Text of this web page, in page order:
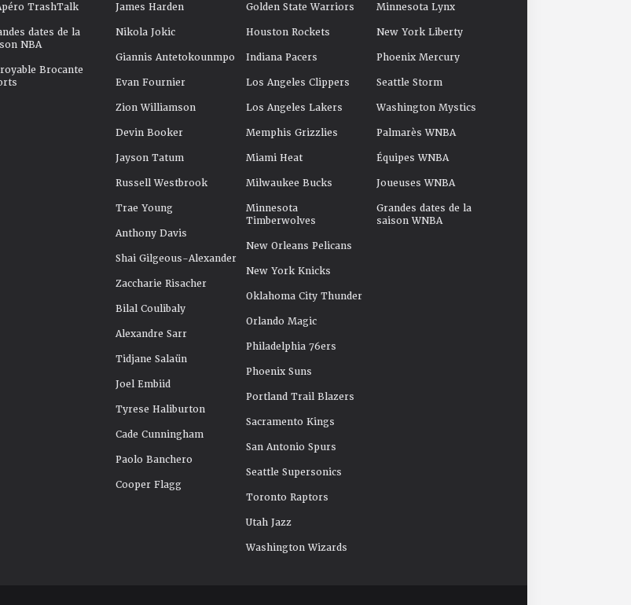
TrashTalk
dates de la
NBA
Brocante
James Harden
Nikola Jokic
Giannis Antetokounmpo
Evan Fournier
Zion Williamson
Devin Booker
Jayson Tatum
Russell Westbrook
Trae Young
Anthony Davis
Shai Gilgeous-Alexander
Zaccharie Risacher
Bilal Coulibaly
Alexandre Sarr
Tidjane Salaün
Joel Embiid
Tyrese Haliburton
Cade Cunningham
Paolo Banchero
Cooper Flagg
Golden State Warriors
Houston Rockets
Indiana Pacers
Los Angeles Clippers
Los Angeles Lakers
Memphis Grizzlies
Miami Heat
Milwaukee Bucks
Minnesota
Timberwolves
New Orleans Pelicans
New York Knicks
Oklahoma City Thunder
Orlando Magic
Philadelphia 76ers
Phoenix Suns
Portland Trail Blazers
Sacramento Kings
San Antonio Spurs
Seattle Supersonics
Toronto Raptors
Utah Jazz
Washington Wizards
Minnesota Lynx
New York Liberty
Phoenix Mercury
Seattle Storm
Washington Mystics
Palmarès WNBA
Équipes WNBA
Joueuses WNBA
Grandes dates de la
saison WNBA